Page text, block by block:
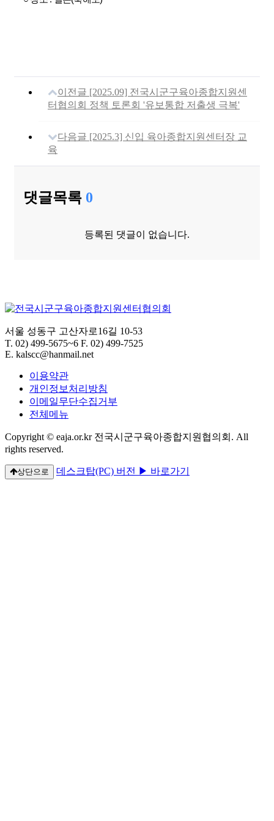
이전글 [2025.09] 전국시군구육아종합지원센
터협의회 정책 토론회 '유보통합 저출생 극복'
다음글 [2025.3] 신입 육아종합지원센터장 교
육
댓글목록 0
등록된 댓글이 없습니다.
서울 성동구 고산자로16길 10-53
T. 02) 499-5675~6 F. 02) 499-7525
E. kalscc@hanmail.net
이용약관
개인정보처리방침
이메일무단수집거부
전체메뉴
Copyright © eaja.or.kr 전국시군구육아종합지원협의회. All
rights reserved.
상단으로 데스크탑(PC) 버전 ▶ 바로가기